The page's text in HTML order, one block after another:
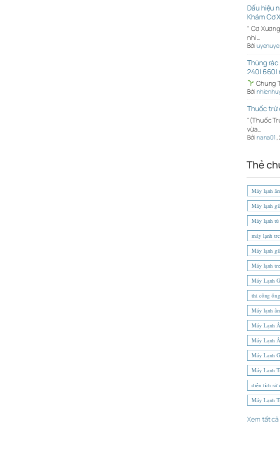
Dấu hiệu
Khám Cơ
" Cơ
nhi…
Bởi
Thùng
240l 660l
Chung
Bởi
Thuốc trừ
"(Thuốc
vừa…
Bởinana01,
Thẻ
Máy lạnh
Máy lạnh
Máy lạnh
máy lạnh
Máy lạnh
Máy lạnh
Máy Lạnh
thi công
Máy lạnh
Máy Lạnh
Máy Lạnh
Máy Lạnh
Máy Lạnh
diện tích sử
Máy Lạnh
Xem tất cả